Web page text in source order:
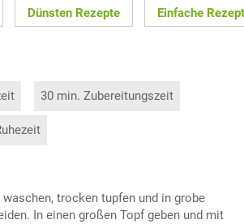
Dünsten Rezepte Einfache
30 min. Zubereitungszeit
trocken tupfen und in grobe
In einen großen Topf geben und mit